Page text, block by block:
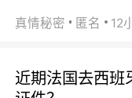
真情秘密 匿名 12
近期法国去西班